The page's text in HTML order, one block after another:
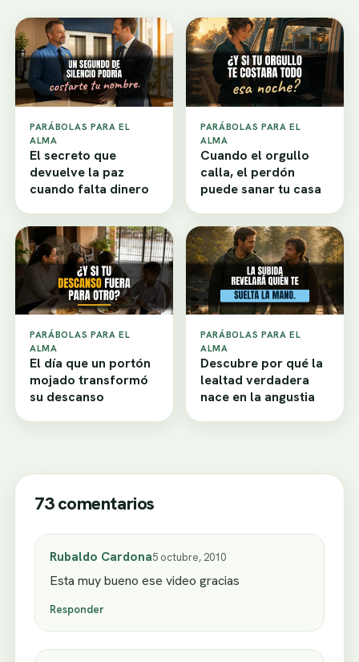
PARÁBOLAS PARA EL
ALMA
El secreto que
devuelve la paz
cuando falta dinero
PARÁBOLAS PARA EL
ALMA
Cuando el orgullo
calla, el perdón
puede sanar tu casa
PARÁBOLAS PARA EL
ALMA
El día que un portón
mojado transformó
su descanso
PARÁBOLAS PARA EL
ALMA
Descubre por qué la
lealtad verdadera
nace en la angustia
73 comentarios
Rubaldo Cardona5 octubre, 2010
Esta muy bueno ese video gracias
Responder